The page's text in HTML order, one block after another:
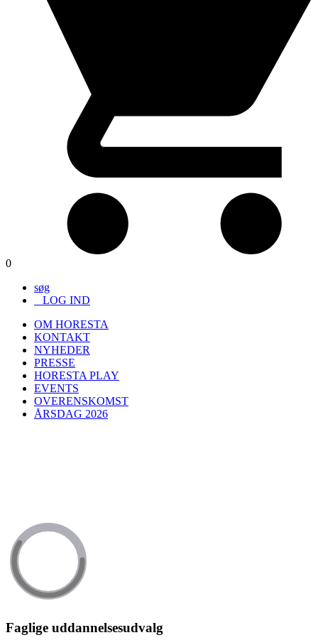
0
søg
LOG IND
OM HORESTA
KONTAKT
NYHEDER
PRESSE
HORESTA PLAY
EVENTS
OVERENSKOMST
ÅRSDAG 2026
Faglige uddannelsesudvalg